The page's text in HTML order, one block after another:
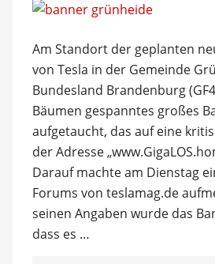
Am Standort der geplanten
von Tesla in der Gemeinde
Bundesland Brandenburg
Bäumen gespanntes großes
aufgetaucht, das auf eine
der Adresse
Darauf machte am Dienstag
Forums von teslamag.de
seinen Angaben wurde das
dass es …